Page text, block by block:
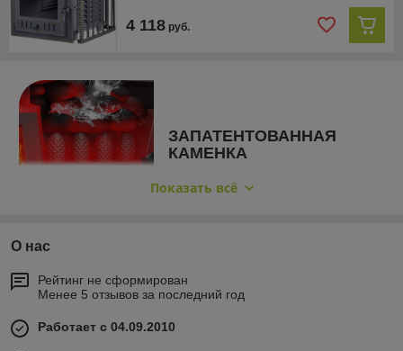
4 118 руб.
ЗАПАТЕНТОВАННАЯ
КАМЕНКА
толщиной 45 мм обеспечивает
теплосъемных шипов по всей её поверхности,
градусов и долгое время удерживать тепло.
Показать всё
О нас
Рейтинг не сформирован
Менее 5 отзывов за последний год
Работает с 04.09.2010